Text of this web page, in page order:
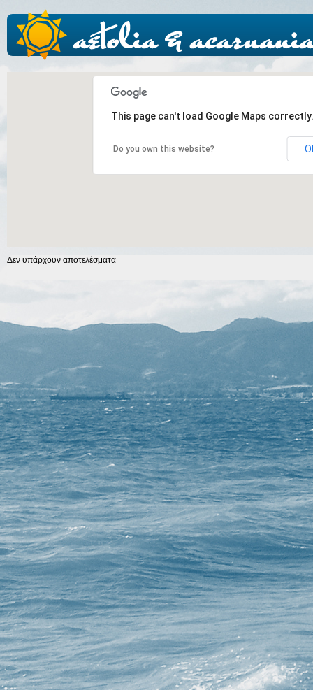
This page can't load Google Maps correctly.
Do you own this website?
Δεν υπάρχουν αποτελέσματα